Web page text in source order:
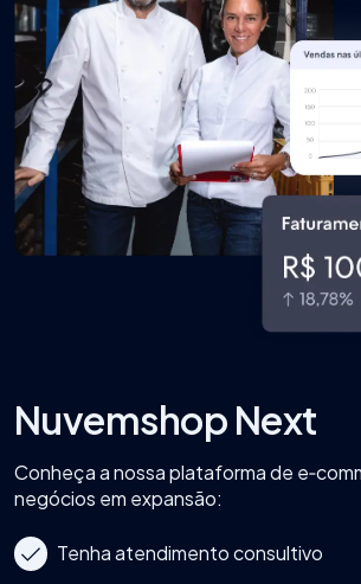
Nuvemshop Next
Conheça a nossa plataforma de
negócios em expansão:
Tenha atendimento consultivo